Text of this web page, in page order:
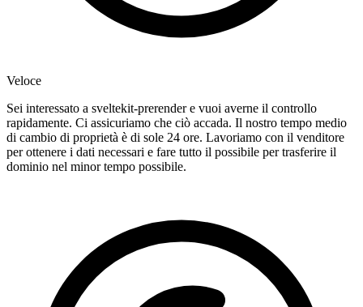
Veloce
Sei interessato a sveltekit-prerender e vuoi averne il controllo
rapidamente. Ci assicuriamo che ciò accada. Il nostro tempo medio
di cambio di proprietà è di sole 24 ore. Lavoriamo con il venditore
per ottenere i dati necessari e fare tutto il possibile per trasferire il
dominio nel minor tempo possibile.